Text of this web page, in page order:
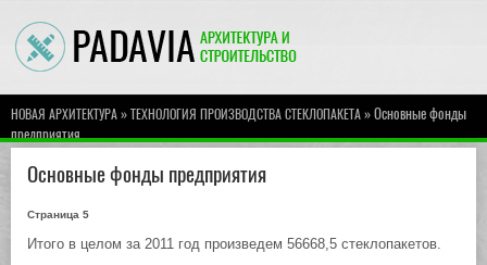
НОВАЯ АРХИТЕКТУРА»ТЕХНОЛОГИЯ ПРОИЗВОДСТВА СТЕКЛОПАКЕТА» Основные фонды
предприятия
Основные фонды предприятия
Страница 5
Итого в целом за 2011 год произведем 56668,5 стеклопакетов.